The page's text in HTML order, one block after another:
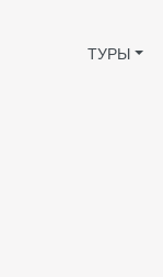
ТУРЫ